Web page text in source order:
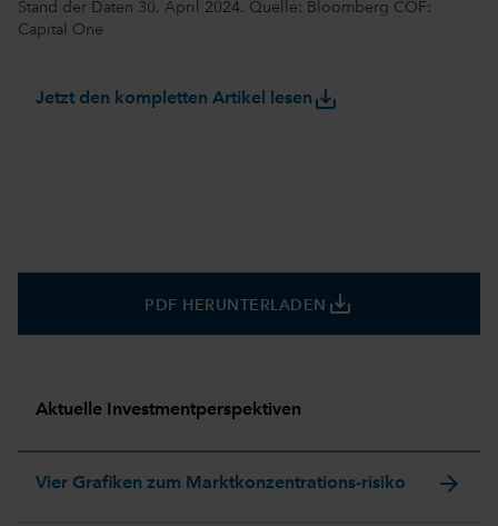
Stand der Daten 30. April 2024. Quelle: Bloomberg COF:
Capital One
Jetzt den kompletten Artikel lesen save_alt
PDF HERUNTERLADEN save_alt
Aktuelle Investmentperspektiven
Vier Grafiken zum Marktkonzentrations-risiko arrow_forward